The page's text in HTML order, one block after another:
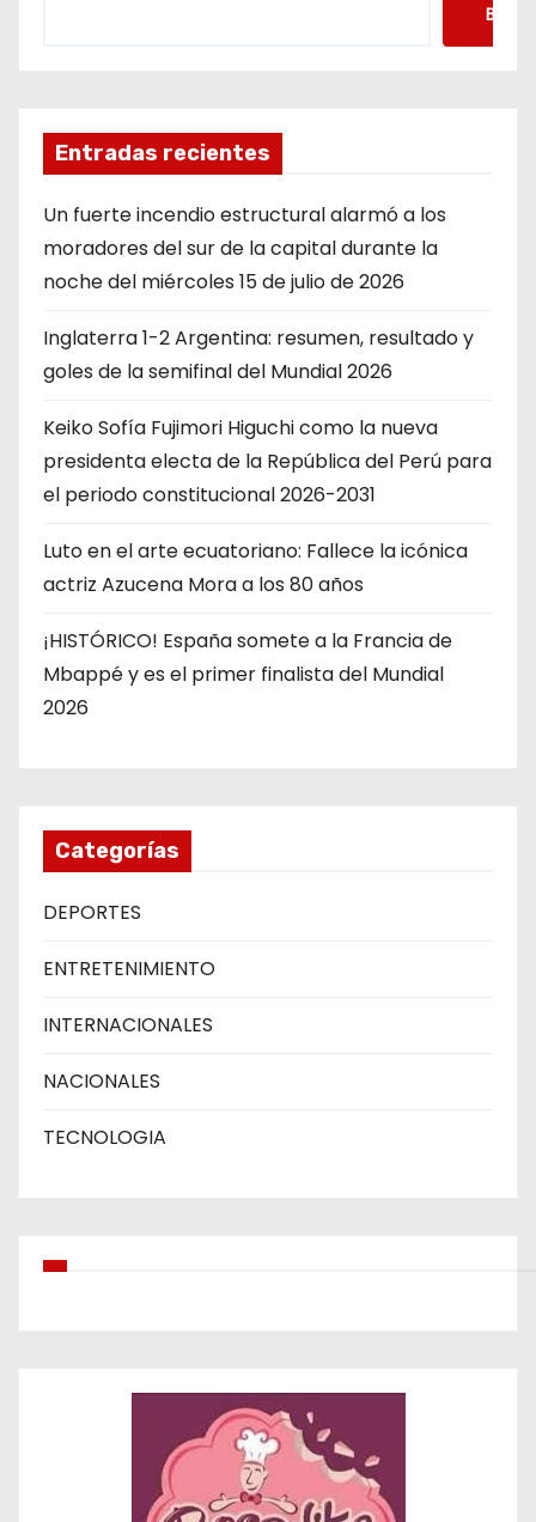
Entradas recientes
Un fuerte incendio estructural alarmó a los
moradores del sur de la capital durante la
noche del miércoles 15 de julio de 2026
Inglaterra 1-2 Argentina: resumen, resultado y
goles de la semifinal del Mundial 2026
Keiko Sofía Fujimori Higuchi como la nueva
presidenta electa de la República del Perú para
el periodo constitucional 2026-2031
Luto en el arte ecuatoriano: Fallece la icónica
actriz Azucena Mora a los 80 años
¡HISTÓRICO! España somete a la Francia de
Mbappé y es el primer finalista del Mundial
2026
Categorías
DEPORTES
ENTRETENIMIENTO
INTERNACIONALES
NACIONALES
TECNOLOGIA